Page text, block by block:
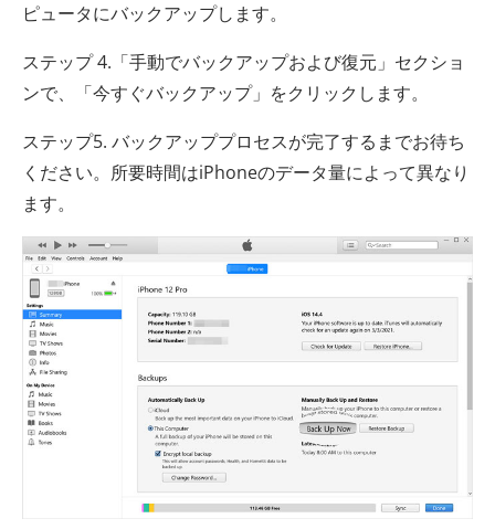
ピュータにバックアップします。
ステップ 4.「手動でバックアップおよび復元」セクショ
ンで、「今すぐバックアップ」をクリックします。
ステップ5. バックアッププロセスが完了するまでお待ち
ください。所要時間はiPhoneのデータ量によって異なり
ます。